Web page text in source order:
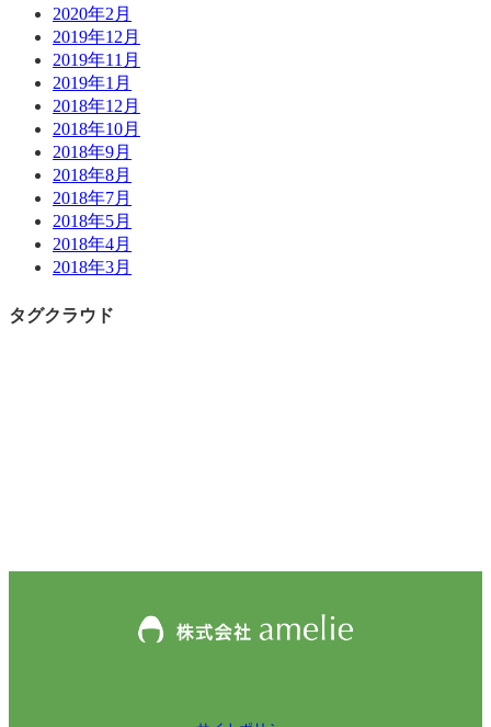
2020年2月
2019年12月
2019年11月
2019年1月
2018年12月
2018年10月
2018年9月
2018年8月
2018年7月
2018年5月
2018年4月
2018年3月
タグクラウド